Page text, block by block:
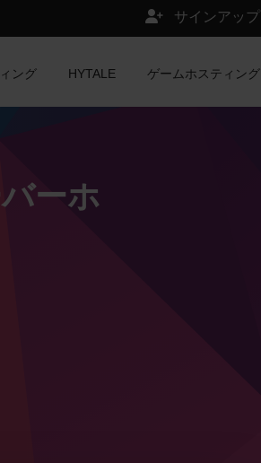
サインアップ
ング HYTALE ゲームホスティング
ーホ